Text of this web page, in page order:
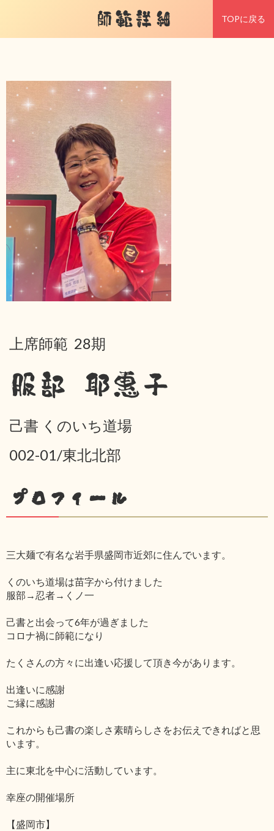
師範詳細 TOPに戻る
上席師範 28期
服部 耶惠子
己書 くのいち道場
002-01/東北北部
プロフィール
三大麺で有名な岩手県盛岡市近郊に住んでいます。
くのいち道場は苗字から付けました
服部→忍者→くノ一
己書と出会って6年が過ぎました
コロナ禍に師範になり
たくさんの方々に出逢い応援して頂き今があります。
出逢いに感謝
ご縁に感謝
これからも己書の楽しさ素晴らしさをお伝えできればと思
います。
主に東北を中心に活動しています。
幸座の開催場所
【盛岡市】